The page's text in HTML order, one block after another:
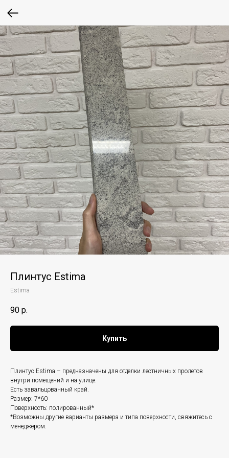
Плинтус Estima
Estima
90 р.
Купить
Плинтус Estima – предназначены для отделки лестничных пролетов
внутри помещений и на улице.
Есть завальцованный край.
Размер: 7*60
Поверхность: полированный*
*Возможны другие варианты размера и типа поверхности, свяжитесь с
менеджером.